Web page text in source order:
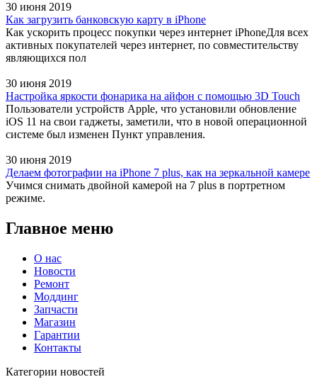
30 июня 2019
Как загрузить банковскую карту в iPhone
Как ускорить процесс покупки через интернет iPhoneДля всех
активных покупателей через интернет, по совместительству
являющихся пол
30 июня 2019
Настройка яркости фонарика на айфон с помощью 3D Touch
Пользователи устройств Apple, что установили обновление
iOS 11 на свои гаджеты, заметили, что в новой операционной
системе был изменен Пункт управления.
30 июня 2019
Делаем фотографии на iPhone 7 plus, как на зеркальной камере
Учимся снимать двойной камерой на 7 plus в портретном
режиме.
Главное меню
О нас
Новости
Ремонт
Моддинг
Запчасти
Магазин
Гарантии
Контакты
Категории новостей